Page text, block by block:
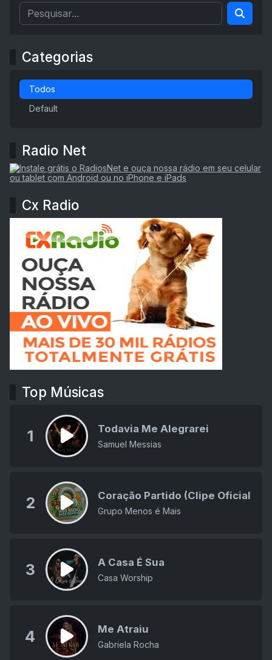
Categorias
Todos
Default
Radio Net
Cx Radio
Top Músicas
1 Todavia Me Alegrarei
Samuel Messias
2 Coração Partido (Clipe Oficial
Grupo Menos é Mais
3 A Casa É Sua
Casa Worship
4 Me Atraiu
Gabriela Rocha